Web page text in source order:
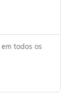
todos os